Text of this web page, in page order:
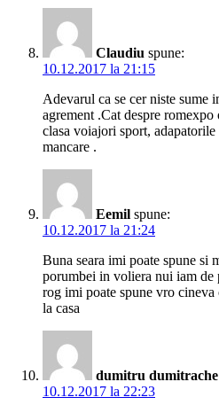
Claudiu spune:
10.12.2017 la 21:15
Adevarul ca se cer niste sume
agrement .Cat despre romexpo
clasa voiajori sport, adapatorile
mancare .
Eemil spune:
10.12.2017 la 21:24
Buna seara imi poate spune si
porumbei in voliera nui iam
rog imi poate spune vro cineva
la casa
dumitru dumitrache
10.12.2017 la 22:23